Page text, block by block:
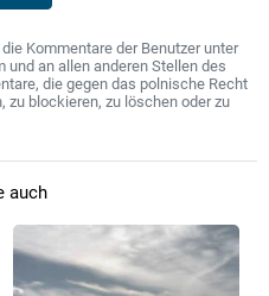
Kommentare der Benutzer unter
und an allen anderen Stellen des
die gegen das polnische Recht
zu blockieren, zu löschen oder zu
auch